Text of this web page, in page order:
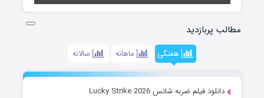
مطالب پربازدید
هفتگی ماهانه سالانه
دانلود فیلم ضربه شانس Lucky Strike 2026